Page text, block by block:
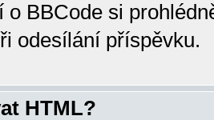
o BBCode si
odesílání příspěvku.
HTML?